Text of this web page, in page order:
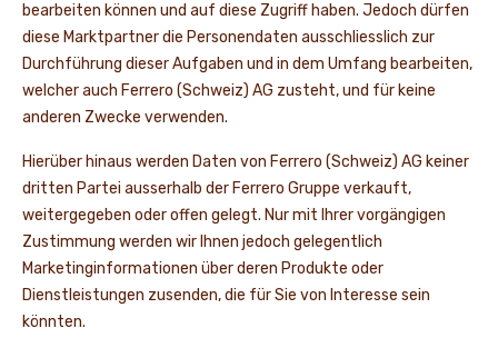
bearbeiten können und auf diese Zugriff haben. Jedoch dürfen
diese Marktpartner die Personendaten ausschliesslich zur
Durchführung dieser Aufgaben und in dem Umfang bearbeiten,
welcher auch Ferrero (Schweiz) AG zusteht, und für keine
anderen Zwecke verwenden.
Hierüber hinaus werden Daten von Ferrero (Schweiz) AG keiner
dritten Partei ausserhalb der Ferrero Gruppe verkauft,
weitergegeben oder offen gelegt. Nur mit Ihrer vorgängigen
Zustimmung werden wir Ihnen jedoch gelegentlich
Marketinginformationen über deren Produkte oder
Dienstleistungen zusenden, die für Sie von Interesse sein
könnten.